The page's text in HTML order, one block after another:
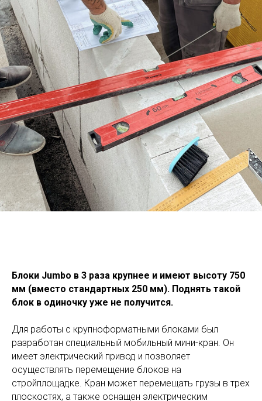
Блоки Jumbo в 3 раза крупнее и имеют высоту 750
мм (вместо стандартных 250 мм). Поднять такой
блок в одиночку уже не получится.
Для работы с крупноформатными блоками был
разработан специальный мобильный мини-кран. Он
имеет электрический привод и позволяет
осуществлять перемещение блоков на
стройплощадке. Кран может перемещать грузы в трех
плоскостях, а также оснащен электрическим